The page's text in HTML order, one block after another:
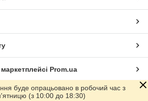
Prom.ua
буде опрацьовано в робочий час з
(з 10:00 до 18:30)